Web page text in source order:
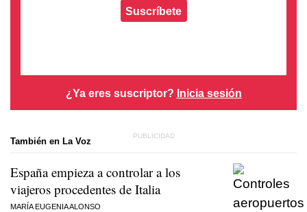
Suscríbete
¿Ya eres suscriptor? Inicia sesión
También en La Voz
España empieza a controlar a los
viajeros procedentes de Italia
MARÍA EUGENIA ALONSO